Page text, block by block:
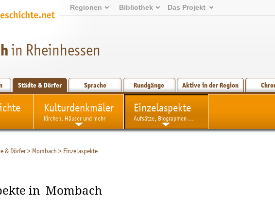
Regionen Bibliothek Das Projekt
in Rheinhessen
Städte & Dörfer Sprache Rundgänge Aktive in der Region
Kulturdenkmäler
Kirchen, Häuser und mehr
Einzelaspekte
Aufsätze, Biographien ...
& Dörfer> Mombach > Einzelaspekte
in Mombach